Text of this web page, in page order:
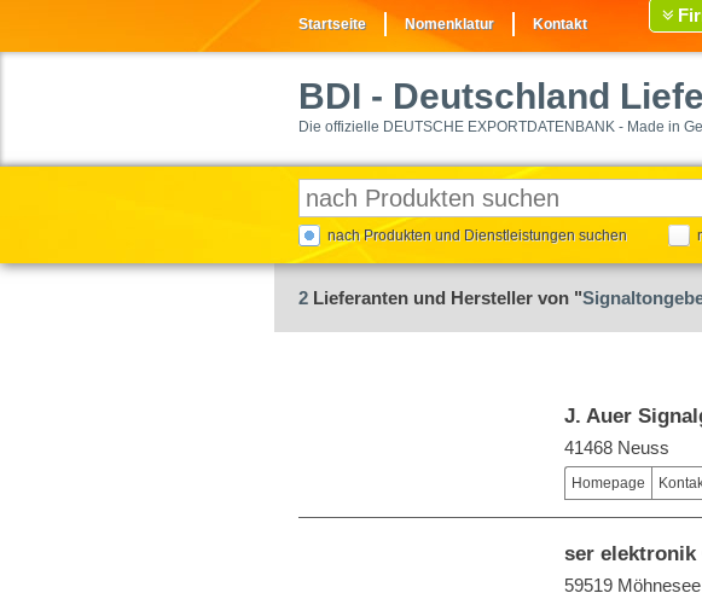
Startseite Nomenklatur Kontakt
BDI - Deutschland
Die offizielle DEUTSCHE EXPORTDATENBANK - Made in
nach Produkten und Dienstleistungen suchen
2 Lieferanten und Hersteller von "
J. Auer
41468 Neuss
Homepage
ser elektronik
59519 Möhnesee